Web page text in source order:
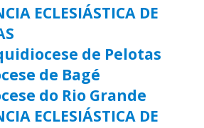
ECLESIÁSTICA DE
de Pelotas
de Bagé
do Rio Grande
ECLESIÁSTICA DE